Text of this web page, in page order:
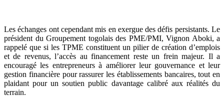
Les échanges ont cependant mis en exergue des défis persistants. Le
président du Groupement togolais des PME/PMI, Vignon Aboki, a
rappelé que si les TPME constituent un pilier de création d’emplois
et de revenus, l’accès au financement reste un frein majeur. Il a
encouragé les entrepreneurs à améliorer leur gouvernance et leur
gestion financière pour rassurer les établissements bancaires, tout en
plaidant pour un soutien public davantage calibré aux réalités du
terrain.